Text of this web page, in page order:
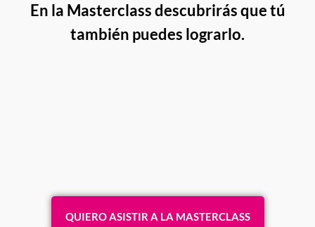
En la Masterclass descubrirás que tú
también puedes lograrlo.
QUIERO ASISTIR A LA MASTERCLASS